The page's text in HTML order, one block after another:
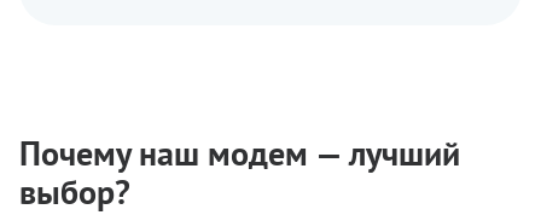
Почему наш модем — лучший
выбор?